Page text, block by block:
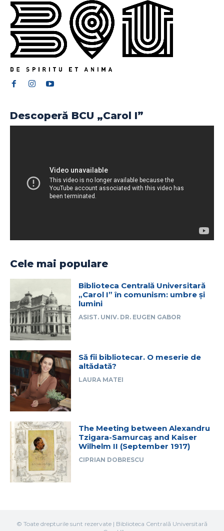
Descoperă BCU „Carol I”
Cele mai populare
Biblioteca Centrală Universitară
„Carol I” în comunism: umbre și
lumini
ASIST. UNIV. DR. EUGEN GABOR
Să fii bibliotecar. O meserie de
altădată?
LAURA MATEI
The Meeting between Alexandru
Tzigara-Samurcaş and Kaiser
Wilhelm II (September 1917)
CIPRIAN DOBRESCU
© Toate drepturile sunt rezervate | Biblioteca Centrală Universitară